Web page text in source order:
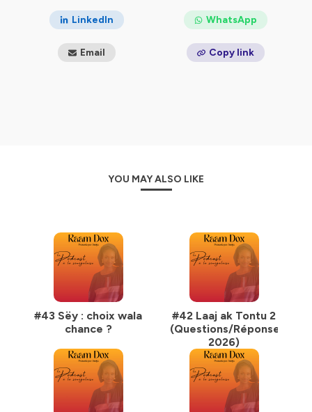
Partages ton témoignage ici : raam.dokh@gmail.com
Tiktok : raam_dox
LinkedIn WhatsApp
Email Copy link
YOU MAY ALSO LIKE
#43 Sëy : choix wala
chance ?
#42 Laaj ak Tontu 2
(Questions/Réponses
2026)